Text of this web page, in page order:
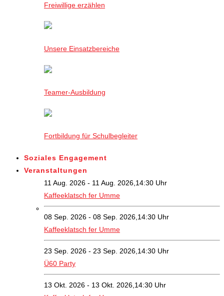
Freiwillige erzählen
Unsere Einsatzbereiche
Teamer-Ausbildung
Fortbildung für Schulbegleiter
Soziales Engagement
Veranstaltungen
11 Aug. 2026 - 11 Aug. 2026,14:30 Uhr
Kaffeeklatsch fer Umme
08 Sep. 2026 - 08 Sep. 2026,14:30 Uhr
Kaffeeklatsch fer Umme
23 Sep. 2026 - 23 Sep. 2026,14:30 Uhr
Ü60 Party
13 Okt. 2026 - 13 Okt. 2026,14:30 Uhr